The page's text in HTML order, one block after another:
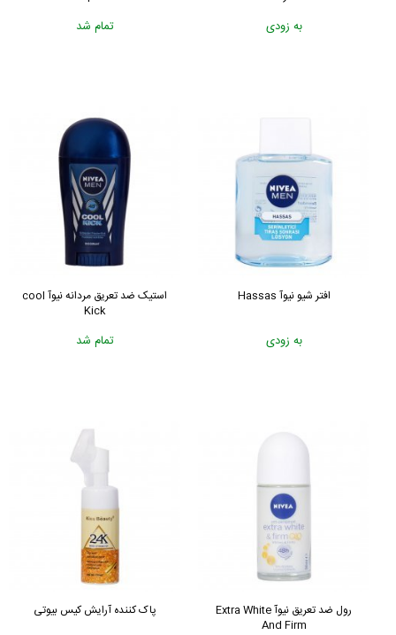
به زودی تمام شد
افتر شیو نیوآ Hassas
به زودی
استیک ضد تعریق مردانه نیوآ cool
Kick
تمام شد
رول ضد تعریق نیوآ Extra White
And Firm
پاک کننده آرایش کیس بیوتی